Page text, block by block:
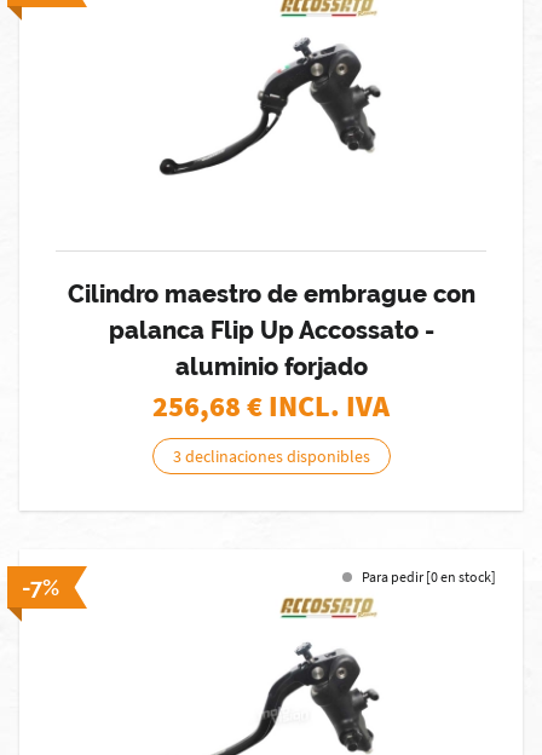
Cilindro maestro de embrague con
palanca Flip Up Accossato -
aluminio forjado
256,68€ INCL. IVA
3 declinaciones disponibles
-7% Para pedir [0 en stock]